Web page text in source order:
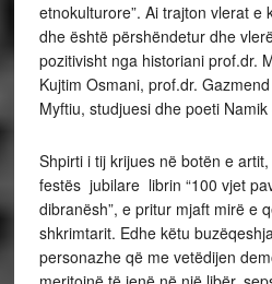
etnokulturore”. Ai trajton vlerat e
dhe është përshëndetur dhe
pozitivisht nga historiani prof.dr.
Kujtim Osmani, prof.dr.
Myftiu, studjuesi dhe poeti
Shpirti i tij krijues në botën e
festës jubilare librin “100 vjet
dibranësh”, e pritur mjaft mirë e
shkrimtarit. Edhe këtu
personazhe që me vetëdijen